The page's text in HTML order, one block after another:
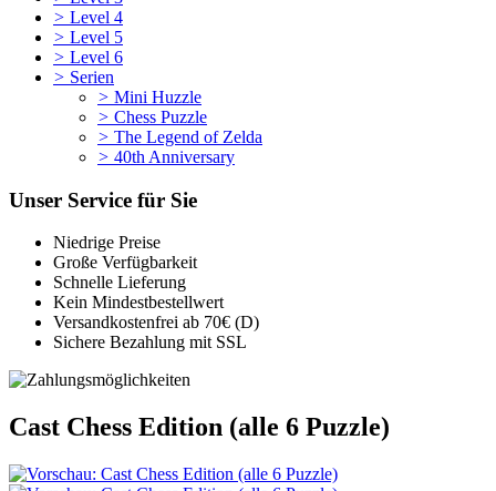
> Level 4
> Level 5
> Level 6
> Serien
> Mini Huzzle
> Chess Puzzle
> The Legend of Zelda
> 40th Anniversary
Unser Service für Sie
Niedrige Preise
Große Verfügbarkeit
Schnelle Lieferung
Kein Mindestbestellwert
Versandkostenfrei ab 70€ (D)
Sichere Bezahlung mit SSL
Cast Chess Edition (alle 6 Puzzle)